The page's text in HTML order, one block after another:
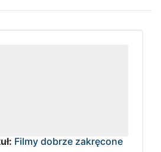
Filmy dobrze zakręcone